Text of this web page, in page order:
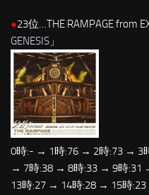
●23位…THE RAMPAGE from
GENESIS 」
0時:- → 1時:76 → 2時:73 → 3
→ 7時:38 → 8時:33 → 9時:31
13時:27 → 14時:28 → 15時